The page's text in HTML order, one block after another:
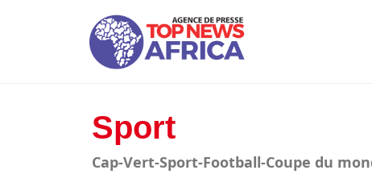
Sport
Cap-Vert-Sport-Football-Coupe du